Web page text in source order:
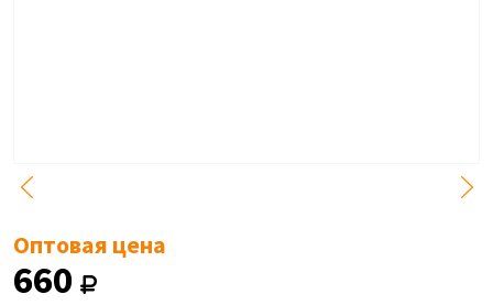
Оптовая цена
660